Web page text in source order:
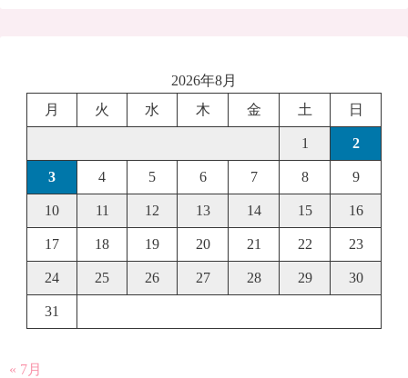
2026年8月
月
火 水 木 金 土 日
1 2
3 4 5 6 7 8 9
10 11 12 13 14 15 16
17 18 19 20 21 22 23
24 25 26 27 28 29 30
31
« 7月